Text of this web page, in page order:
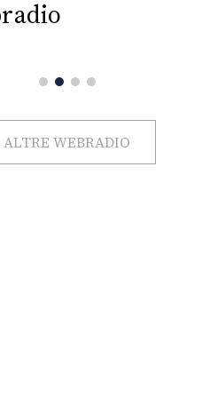
ALTRE WEBRADIO